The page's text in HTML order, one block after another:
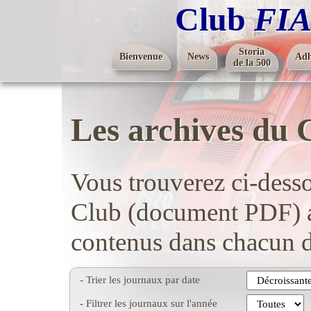
Les archives du
Vous trouverez ci-
Club (document PDF)
contenus dans chacun
- Trier les journaux par date
- Filtrer les journaux sur l'année
Club
Bienvenue News
Storia
de la 500